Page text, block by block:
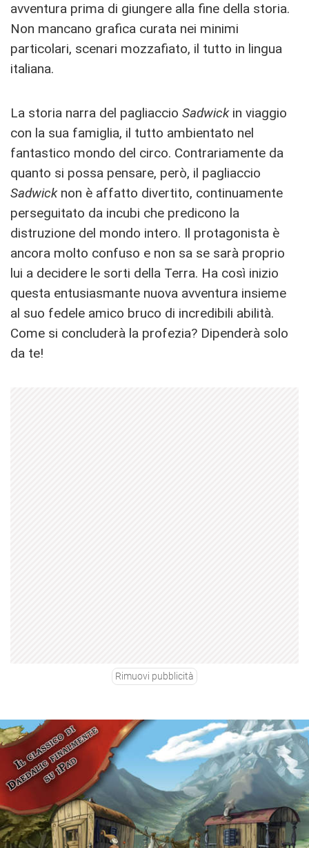
avventura prima di giungere alla fine della storia.
Non mancano grafica curata nei minimi
particolari, scenari mozzafiato, il tutto in lingua
italiana.
La storia narra del pagliaccio Sadwickin viaggio
con la sua famiglia, il tutto ambientato nel
fantastico mondo del circo. Contrariamente da
quanto si possa pensare, però, il pagliaccio
Sadwick non è affatto divertito, continuamente
perseguitato da incubi che predicono la
distruzione del mondo intero. Il protagonista è
ancora molto confuso e non sa se sarà proprio
lui a decidere le sorti della Terra. Ha così inizio
questa entusiasmante nuova avventura insieme
al suo fedele amico bruco di incredibili abilità.
Come si concluderà la profezia? Dipenderà solo
da te!
Rimuovi pubblicità